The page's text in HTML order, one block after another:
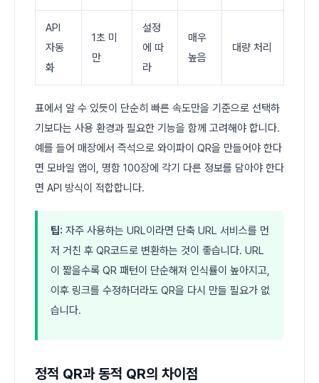
API
자동
화
1초 미
만
설정
에 따
라
매우
높음
대량 처리
표에서 알 수 있듯이 단순히 빠른 속도만을 기준으로 선택하
기보다는 사용 환경과 필요한 기능을 함께 고려해야 합니다.
예를 들어 매장에서 즉석으로 와이파이 QR을 만들어야 한다
면 모바일 앱이, 명함 100장에 각기 다른 정보를 담아야 한다
면 API 방식이 적합합니다.
팁: 자주 사용하는 URL이라면 단축 URL 서비스를 먼
저 거친 후 QR코드로 변환하는 것이 좋습니다. URL
이 짧을수록 QR 패턴이 단순해져 인식률이 높아지고,
이후 링크를 수정하더라도 QR을 다시 만들 필요가 없
습니다.
정적 QR과 동적 QR의 차이점